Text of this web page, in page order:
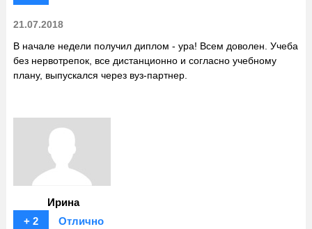
21.07.2018
В начале недели получил диплом - ура! Всем доволен. Учеба
без нервотрепок, все дистанционно и согласно учебному
плану, выпускался через вуз-партнер.
Ирина
+ 2
Отлично